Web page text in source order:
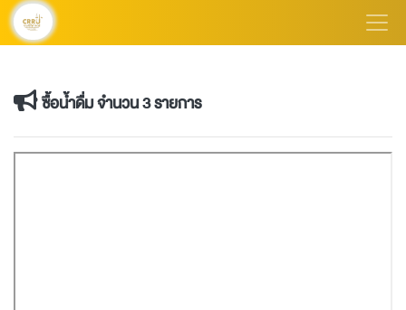
ซื้อน้ำดื่ม จำนวน 3 รายการ